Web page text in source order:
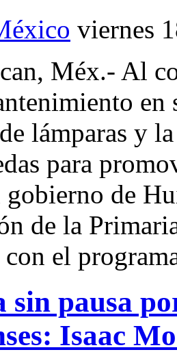
viernes
Méx.- Al
en
lámparas y
para
gobierno de
de la
con el
sin pausa
Isaac